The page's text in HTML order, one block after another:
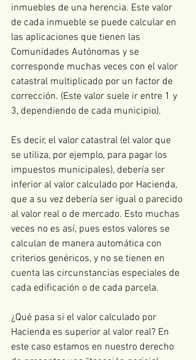
inmuebles de una herencia. Este valor
de cada inmueble se puede calcular en
las aplicaciones que tienen las
Comunidades Autónomas y se
corresponde muchas veces con el valor
catastral multiplicado por un factor de
corrección. (Este valor suele ir entre 1 y
3, dependiendo de cada municipio).
Es decir, el valor catastral (el valor que
se utiliza, por ejemplo, para pagar los
impuestos municipales), debería ser
inferior al valor calculado por Hacienda,
que a su vez debería ser igual o parecido
al valor real o de mercado. Esto muchas
veces no es así, pues estos valores se
calculan de manera automática con
criterios genéricos, y no se tienen en
cuenta las circunstancias especiales de
cada edificación o de cada parcela.
¿Qué pasa si el valor calculado por
Hacienda es superior al valor real? En
este caso estamos en nuestro derecho